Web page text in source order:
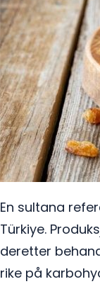
En sultana
Türkiye.
deretter
rike på